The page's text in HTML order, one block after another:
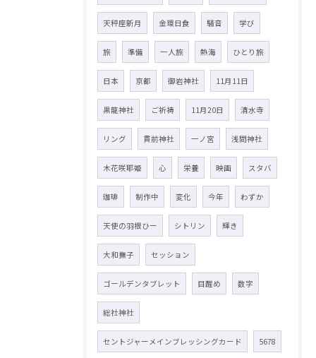
天秤座新月 金環日食 騒音 学び
旅 準備 一人旅 熱海 ひとり旅
日本 京都 御岩神社 11月11日
黒龍神社 ご祈祷 11月20日 清水寺
リング 貫前神社 一ノ宮 浅間神社
木花咲耶姫 心 栄養 映画 スタバ
珈琲 制作中 変化 今年 わずか
天使の羽根ひー シトリン 輝き
大和撫子 セッション
ゴールデンタブレット 目醒め 数字
総社神社
セントジャーメインブレッシングカード 5678